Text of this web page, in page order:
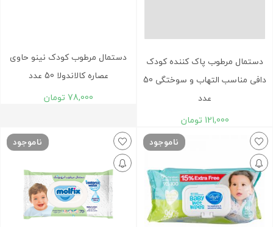
دستمال مرطوب پاک کننده کودک
دافی مناسب التهاب و سوختگی 50
عدد
121,000 تومان
دستمال مرطوب کودک نینو حاوی
عصاره کالاندولا 50 عدد
78,000 تومان
ناموجود ناموجود